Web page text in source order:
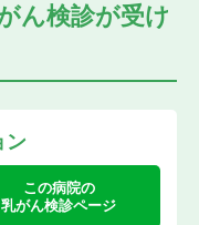
ん検診が受け
ン
この病院の
乳がん検診ページ